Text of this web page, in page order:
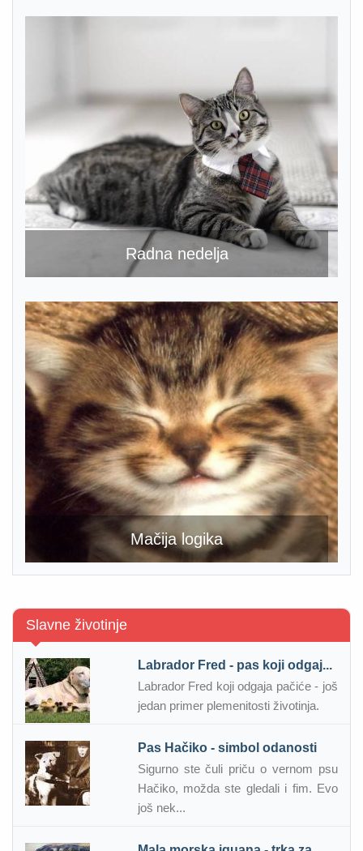
Radna nedelja
Mačija logika
Slavne životinje
Labrador Fred - pas koji odgaj...
Labrador Fred koji odgaja pačiće - još
jedan primer plemenitosti životinja.
Pas Hačiko - simbol odanosti
Sigurno ste čuli priču o vernom psu
Hačiko, možda ste gledali i fim. Evo
još nek...